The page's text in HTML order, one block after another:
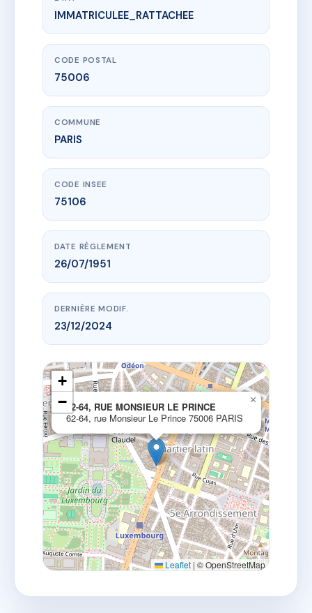
www.vme.plus/AC6726673
62-64, RUE MONSIEUR LE PRINCE
64 Rue Monsieur Le Prince
IMMATRICULEE_RATTACHEE
CODE POSTAL
75006
COMMUNE
PARIS
CODE INSEE
75106
DATE RÈGLEMENT
26/07/1951
DERNIÈRE MODIF.
23/12/2024
62-64, RUE MONSIEUR LE PRINCE
62-64, rue Monsieur Le Prince 75006 PARIS
×
+
−
Leaflet | © OpenStreetMap